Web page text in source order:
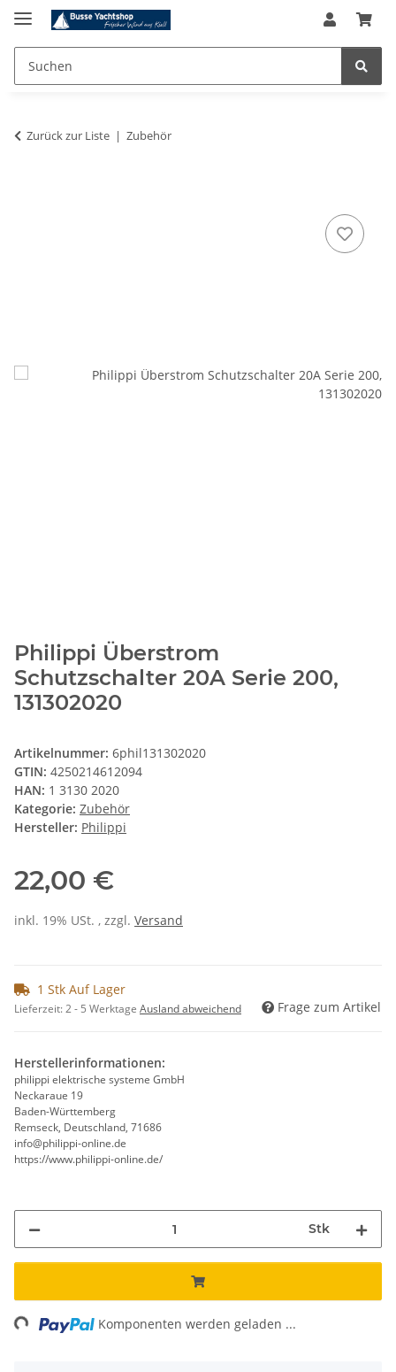
Zurück zur Liste Zubehör
Philippi Überstrom
Schutzschalter 20A Serie 200,
131302020
Artikelnummer: 6phil131302020
GTIN: 4250214612094
HAN: 1 3130 2020
Kategorie: Zubehör
Hersteller: Philippi
22,00 €
inkl. 19% USt. , zzgl. Versand
1 Stk Auf Lager
Lieferzeit:2 - 5 Werktage Ausland abweichend Frage zum Artikel
Herstellerinformationen:
philippi elektrische systeme GmbH
Neckaraue 19
Baden-Württemberg
Remseck, Deutschland, 71686
info@philippi-online.de
https://www.philippi-online.de/
Stk
Komponenten werden geladen ...